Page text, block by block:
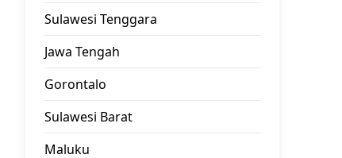
Sulawesi Tenggara
Jawa Tengah
Gorontalo
Sulawesi Barat
Maluku